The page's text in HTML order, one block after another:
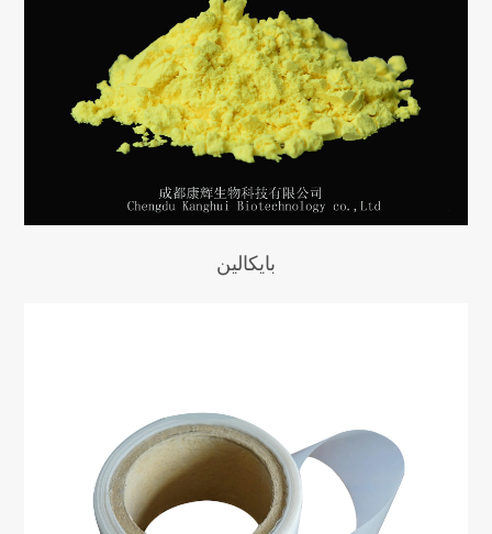
بايكالين